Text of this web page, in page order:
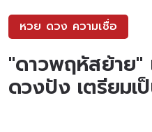
หวย ดวง ความเชื่อ
"ดาวพฤหัสย้าย"
ดวงปัง เตรียมเ